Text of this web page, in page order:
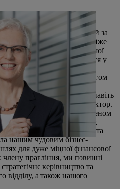
нинішньому члену
інформаційних технологій за
в STIHL протягом майже
вперше приєднався до нашої
STIHL Inc., що базується у
де він дуже успішно
з фінансів протягом
закордонній дочірній
Business Magazine навіть
року», – сказав доктор.
року Карл Англер став членом
інформаційних
компанії. «Робота
нашим чудовим бізнес-
для дуже міцної фінансової
правління, ми повинні
керівництво та
відділу, а також нашого